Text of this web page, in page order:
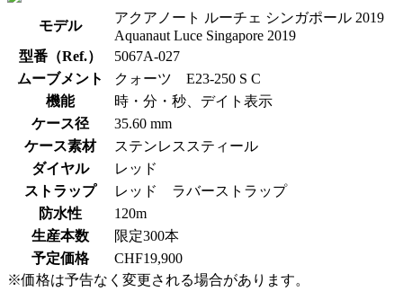
モデル
アクアノート ルーチェ シンガポール 2019
Aquanaut Luce Singapore 2019
型番（Ref.）
5067A-027
ムーブメント
クォーツ E23-250 S C
機能
時・分・秒、デイト表示
ケース径
35.60 mm
ケース素材
ステンレススティール
ダイヤル
レッド
ストラップ
レッド ラバーストラップ
防水性
120m
生産本数
限定300本
予定価格
CHF19,900
※価格は予告なく変更される場合があります。